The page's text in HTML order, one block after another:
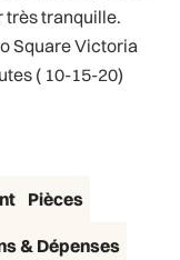
très tranquille.
Square Victoria
( 10-15-20)
Pièces
& Dépenses